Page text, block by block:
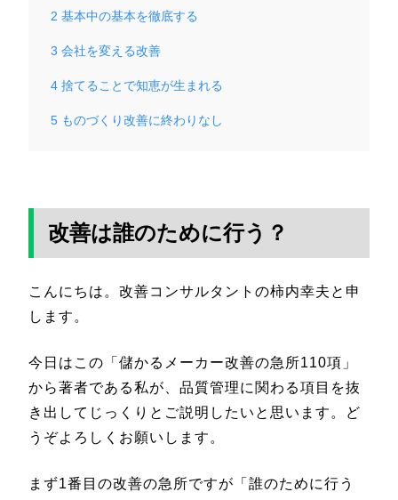
2 基本中の基本を徹底する
3 会社を変える改善
4 捨てることで知恵が生まれる
5 ものづくり改善に終わりなし
改善は誰のために行う？
こんにちは。改善コンサルタントの柿内幸夫と申
します。
今日はこの「儲かるメーカー改善の急所110項」
から著者である私が、品質管理に関わる項目を抜
き出してじっくりとご説明したいと思います。ど
うぞよろしくお願いします。
まず1番目の改善の急所ですが「誰のために行う